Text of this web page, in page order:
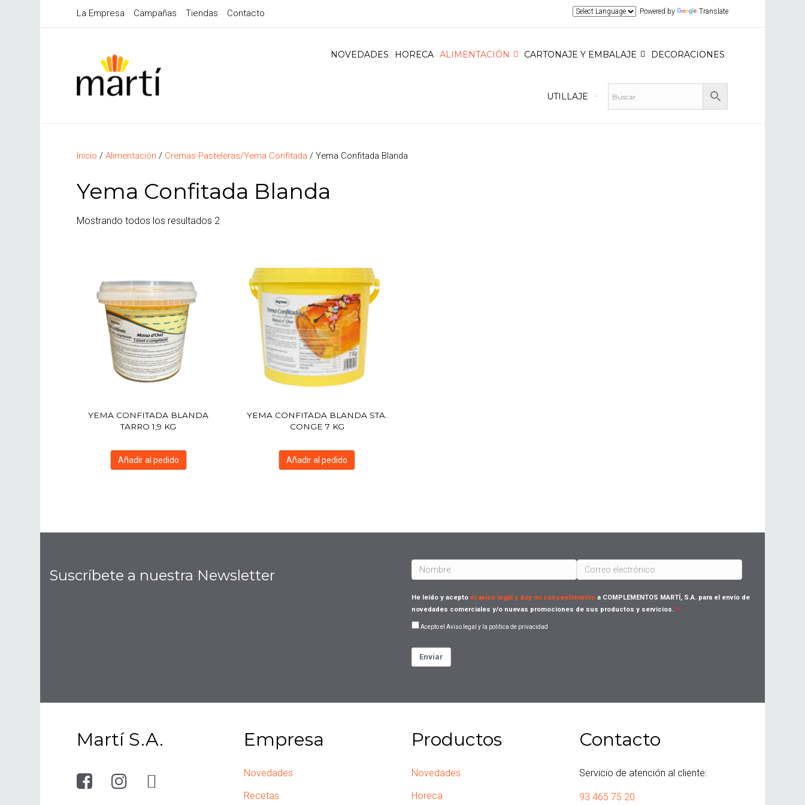
La Empresa Campañas Tiendas Contacto Powered by Translate
NOVEDADES HORECA ALIMENTACIÓN CARTONAJE Y EMBALAJE DECORACIONES
UTILLAJE
Inicio / Alimentación / Cremas Pasteleras/Yema Confitada / Yema Confitada Blanda
Yema Confitada Blanda
Mostrando todos los resultados 2
YEMA CONFITADA BLANDA
TARRO 1,9 KG
Añadir al pedido
YEMA CONFITADA BLANDA STA.
CONGE 7 KG
Añadir al pedido
Suscríbete a nuestra Newsletter
He leído y acepto el aviso legal y doy mi consentimiento a COMPLEMENTOS MARTÍ, S.A. para el envío de
novedades comerciales y/o nuevas promociones de sus productos y servicios.
Acepto el Aviso legal y la politica de privacidad
Enviar
Martí S.A. Empresa
Novedades
Recetas
Productos
Novedades
Horeca
Contacto
Servicio de atención al cliente:
93 465 75 20